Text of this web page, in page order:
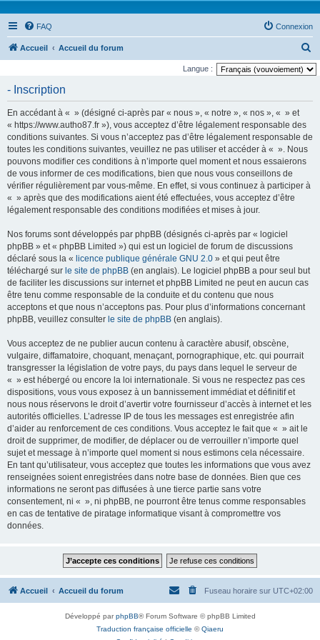
FAQ Connexion
Accueil Accueil du forum
e
Langue :
- Inscription
En accédant à « » (désigné ci-après par « nous », « notre », « nos », « » et
« https://www.autho87.fr »), vous acceptez d’être légalement responsable des
conditions suivantes. Si vous n’acceptez pas d’être légalement responsable de
toutes les conditions suivantes, veuillez ne pas utiliser et accéder à « ». Nous
pouvons modifier ces conditions à n’importe quel moment et nous essaierons
de vous informer de ces modifications, bien que nous vous conseillons de
vérifier régulièrement par vous-même. En effet, si vous continuez à participer à
« » après que des modifications aient été effectuées, vous acceptez d’être
légalement responsable des conditions modifiées et mises à jour.
Nos forums sont développés par phpBB (désignés ci-après par « logiciel
phpBB » et « phpBB Limited ») qui est un logiciel de forum de discussions
déclaré sous la « licence publique générale GNU 2.0 » et qui peut être
téléchargé sur le site de phpBB (en anglais). Le logiciel phpBB a pour seul but
de faciliter les discussions sur internet et phpBB Limited ne peut en aucun cas
être tenu comme responsable de la conduite et du contenu que nous
acceptons et que nous n’acceptons pas. Pour plus d’informations concernant
phpBB, veuillez consulter le site de phpBB (en anglais).
Vous acceptez de ne publier aucun contenu à caractère abusif, obscène,
vulgaire, diffamatoire, choquant, menaçant, pornographique, etc. qui pourrait
transgresser la législation de votre pays, du pays dans lequel le serveur de
« » est hébergé ou encore la loi internationale. Si vous ne respectez pas ces
dispositions, vous vous exposez à un bannissement immédiat et définitif et
nous nous réservons le droit d’avertir votre fournisseur d’accès à internet et les
autorités officielles. L’adresse IP de tous les messages est enregistrée afin
d’aider au renforcement de ces conditions. Vous acceptez le fait que « » ait le
droit de supprimer, de modifier, de déplacer ou de verrouiller n’importe quel
sujet et message à n’importe quel moment si nous estimons cela nécessaire.
En tant qu’utilisateur, vous acceptez que toutes les informations que vous avez
renseignées soient enregistrées dans notre base de données. Bien que ces
informations ne seront pas diffusées à une tierce partie sans votre
consentement, ni « », ni phpBB, ne pourront être tenus comme responsables
en cas de tentative de piratage informatique visant à compromettre vos
données.
Accueil Accueil du forum Fuseau horaire sur UTC+02:00
Développé parphpBB® Forum Software © phpBB Limited
Traduction française officielle ©Qiaeru